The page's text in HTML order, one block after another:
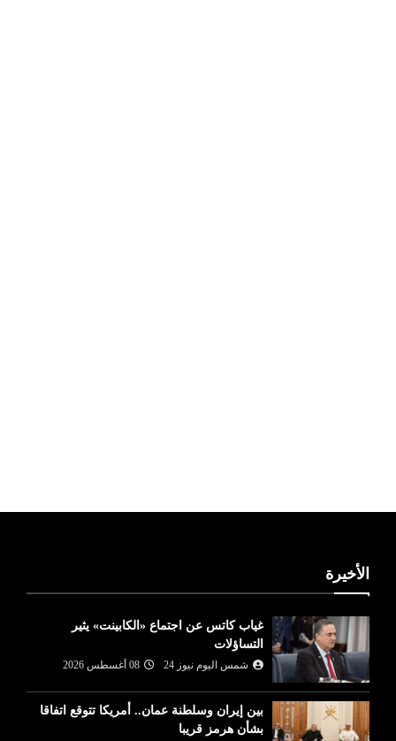
الأخيرة
غياب كاتس عن اجتماع «الكابينت» يثير
التساؤلات
شمس اليوم نيوز 24 08 أغسطس 2026
بين إيران وسلطنة عمان.. أمريكا تتوقع اتفاقا
بشأن هرمز قريبا